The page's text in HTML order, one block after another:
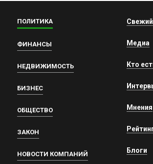
ПОЛИТИКА
ФИНАНСЫ
НЕДВИЖИМОСТЬ
БИЗНЕС
ОБЩЕСТВО
ЗАКОН
НОВОСТИ КОМПАНИЙ
Медиа
Кто
Мнения
Блоги